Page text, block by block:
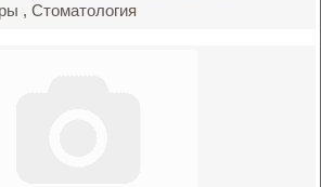
, Стоматология